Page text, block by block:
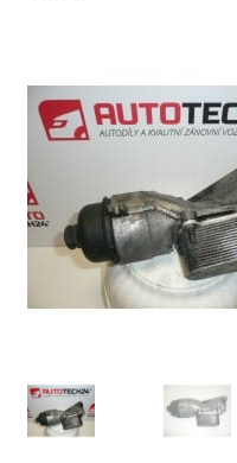
Maailmanlaajuinen
Maksut
Meistä
Reklamaatiomenettely